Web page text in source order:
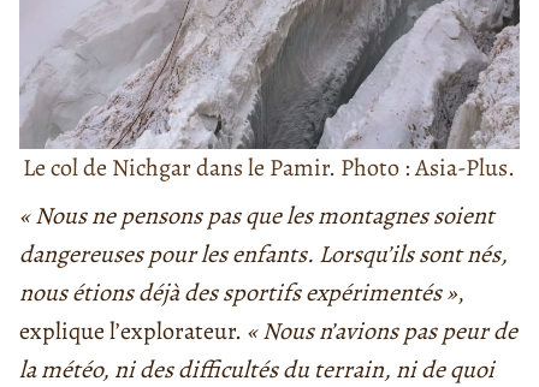
Le col de Nichgar dans le Pamir. Photo : Asia-Plus.
« Nous ne pensons pas que les montagnes soient
dangereuses pour les enfants. Lorsqu’ils sont nés,
nous étions déjà des sportifs expérimentés »,
explique l’explorateur. « Nous n’avions pas peur de
la météo, ni des difficultés du terrain, ni de quoi